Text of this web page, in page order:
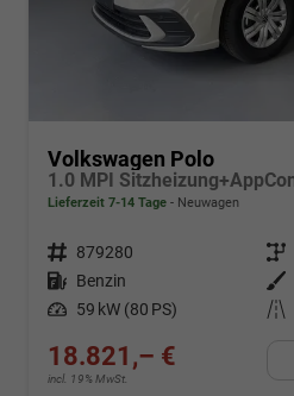
Volkswagen Polo
Lieferzeit 7-14 Tage Neuwagen
Fahrzeugnr. 879280 Getriebe
Kraftstoff Benzin Außenfarbe
Leistung 59 kW (80 PS) Kilometerstand
18.821,– €
incl. 19% MwSt.